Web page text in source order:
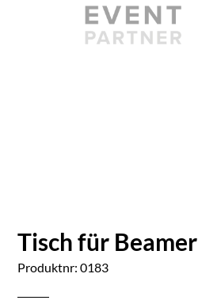
Tisch für Beamer
Produktnr: 0183